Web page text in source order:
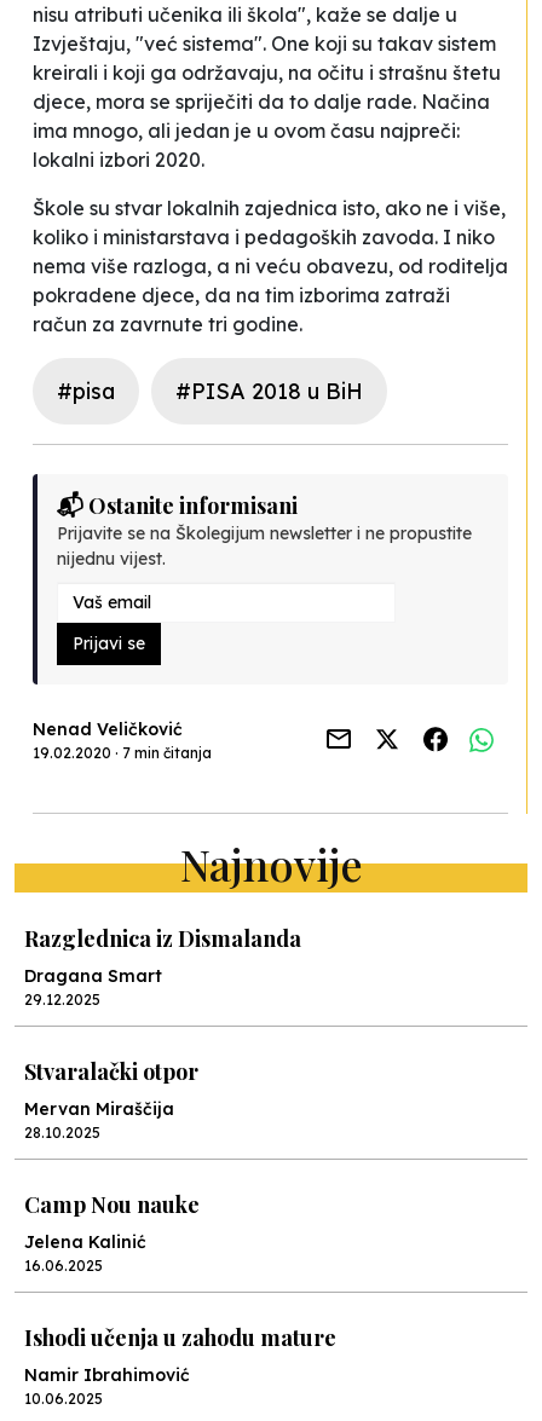
nisu atributi učenika ili škola", kaže se dalje u
Izvještaju, "već sistema". One koji su takav sistem
kreirali i koji ga održavaju, na očitu i strašnu štetu
djece, mora se spriječiti da to dalje rade. Načina
ima mnogo, ali jedan je u ovom času najpreči:
lokalni izbori 2020.
Škole su stvar lokalnih zajednica isto, ako ne i više,
koliko i ministarstava i pedagoških zavoda. I niko
nema više razloga, a ni veću obavezu, od roditelja
pokradene djece, da na tim izborima zatraži
račun za zavrnute tri godine.
#pisa #PISA 2018 u BiH
📬 Ostanite informisani
Prijavite se na Školegijum newsletter i ne propustite
nijednu vijest.
Prijavi se
Nenad Veličković
19.02.2020 · 7 min čitanja
Najnovije
Razglednica iz Dismalanda
Dragana Smart
29.12.2025
Stvaralački otpor
Mervan Miraščija
28.10.2025
Camp Nou nauke
Jelena Kalinić
16.06.2025
Ishodi učenja u zahodu mature
Namir Ibrahimović
10.06.2025